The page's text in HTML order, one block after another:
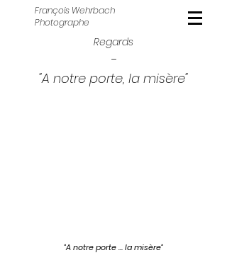
François Wehrbach
Photographe
Regards
-
"A notre porte, la misère"
"A notre porte … la misère"